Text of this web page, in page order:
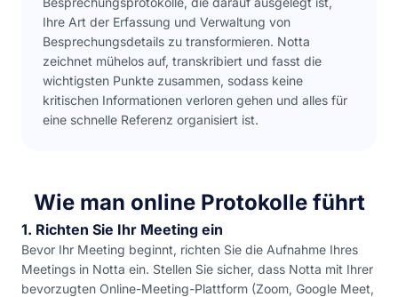
Ihre Art der Erfassung und Verwaltung von
Besprechungsdetails zu transformieren. Notta
zeichnet mühelos auf, transkribiert und fasst die
wichtigsten Punkte zusammen, sodass keine
kritischen Informationen verloren gehen und alles für
eine schnelle Referenz organisiert ist.
Wie man online Protokolle führt
1. Richten Sie Ihr Meeting ein
Bevor Ihr Meeting beginnt, richten Sie die Aufnahme Ihres
Meetings in Notta ein. Stellen Sie sicher, dass Notta mit Ihrer
bevorzugten Online-Meeting-Plattform (Zoom, Google Meet,